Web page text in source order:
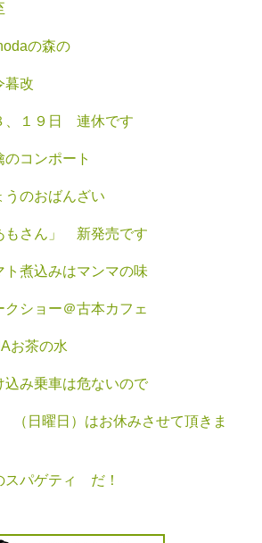
の森の
暮改
、１９日 連休です
のコンポート
うのおばんざい
もさん」 新発売です
ト煮込みはマンマの味
クショー＠古本カフェ
お茶の水
込み乗車は危ないので
（日曜日）はお休みさせて頂きま
スパゲティ だ！